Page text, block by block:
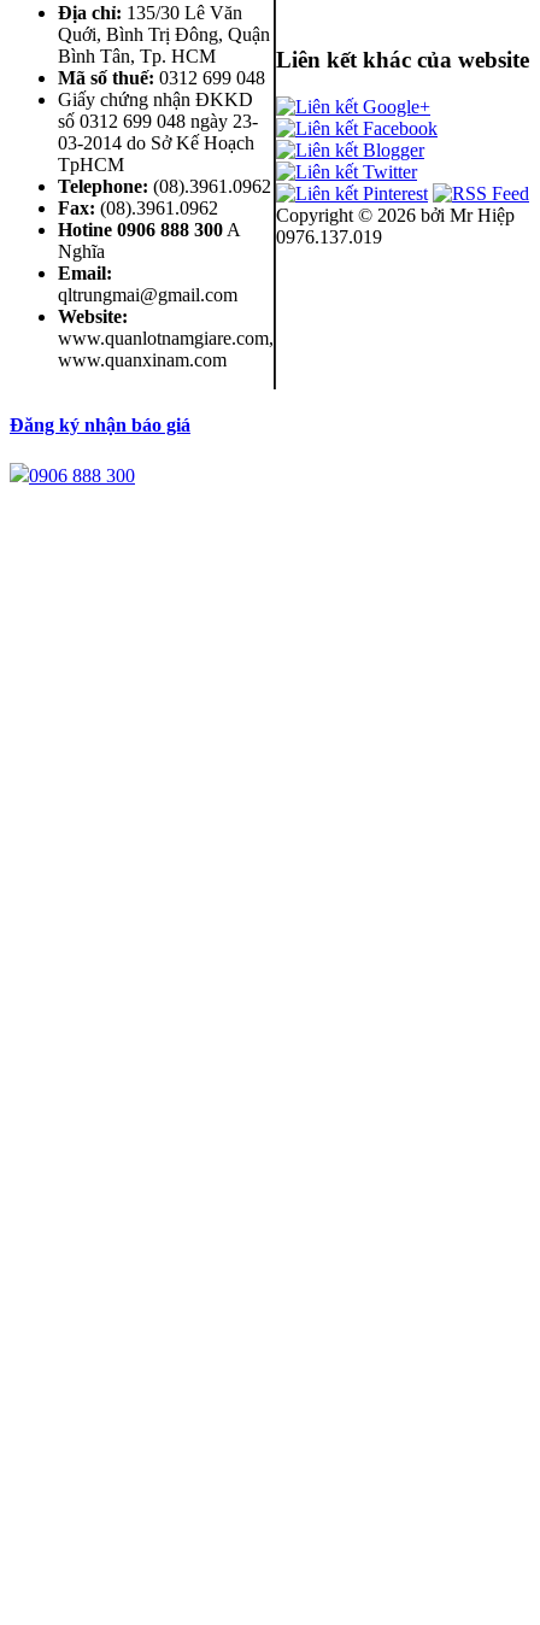
Địa chỉ: 135/30 Lê Văn
Quới, Bình Trị Đông, Quận
Bình Tân, Tp. HCM
Mã số thuế: 0312 699 048
Giấy chứng nhận ĐKKD
số 0312 699 048 ngày 23-
03-2014 do Sở Kế Hoạch
TpHCM
Telephone: (08).3961.0962
Fax: (08).3961.0962
Hotine 0906 888 300 A
Nghĩa
Email:
qltrungmai@gmail.com
Website:
www.quanlotnamgiare.com,
www.quanxinam.com
Liên kết khác của website
Copyright © 2026 bởi Mr Hiệp
0976.137.019
Đăng ký nhận báo giá
0906 888 300